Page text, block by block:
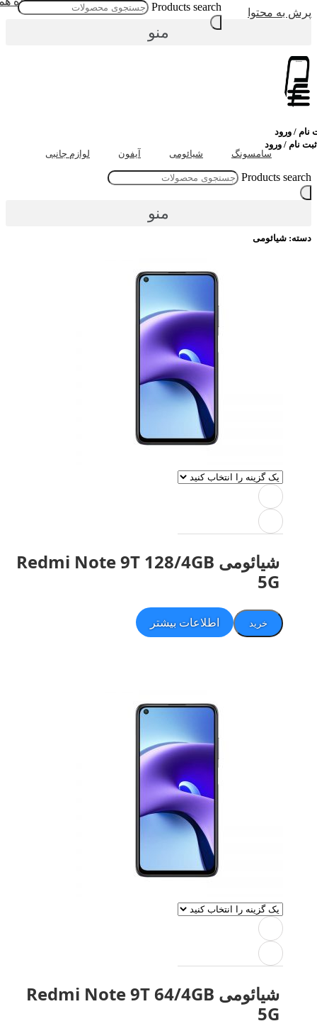
به محتوا Products search
منو
/ ورود
نام / ورود
سامسونگ
شیائومی آیفون لوازم جانبی
Products
منو
شیائومی
شیائومی Redmi Note 9T 128/4GB
5G
خرید اطلاعات بیشتر
شیائومی Redmi Note 9T 64/4GB
5G